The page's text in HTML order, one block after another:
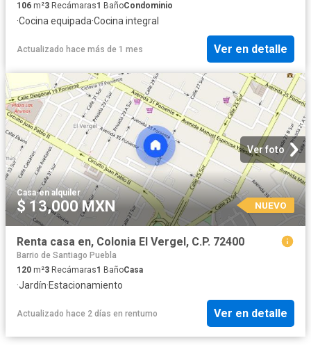
106 m²3 Recámaras1 BañoCondominio
·Cocina equipada·Cocina integral
Actualizado hace más de 1 mes Ver en detalle
Ver foto
Casa·en alquiler
$ 13,000 MXN NUEVO
Renta casa en, Colonia El Vergel, C.P. 72400
Barrio de Santiago Puebla
120 m²3 Recámaras1 BañoCasa
·Jardín·Estacionamiento
Actualizado hace 2 días en rentumo Ver en detalle